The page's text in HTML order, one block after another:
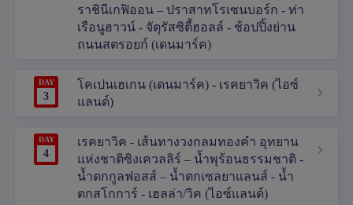
ราชินีเกฟิออน – ปราสาทโรเซนบอร์ก - ท่า
เรือนูฮาวน์ - จัตุรัสซิตี้ฮอลล์ - ช้อปปิ้งย่าน
ถนนสตรอยก์ (เดนมาร์ค)
DAY
3
โคเปนเฮเกน (เดนมาร์ค) - เรคยาวิค (ไอซ์
แลนด์)
DAY
4
เรคยาวิค - เส้นทางวงกลมทองคำ อุทยาน
แห่งชาติซิงเควลลิร์ – น้ำพุร้อนธรรมชาติ -
น้ำตกกูลฟอสส์ – น้ำตกเซลยาแลนส์ - น้ำ
ตกสโกการ์ - เฮลล่า/วิค (ไอซ์แลนด์)